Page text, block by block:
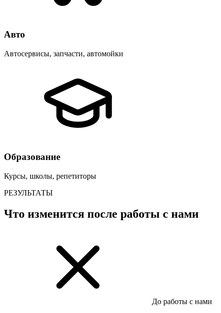
Авто
Автосервисы, запчасти, автомойки
Образование
Курсы, школы, репетиторы
РЕЗУЛЬТАТЫ
Что изменится после работы с нами
До работы с нами